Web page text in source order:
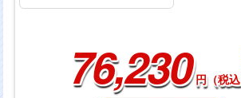
76,230 円（税込